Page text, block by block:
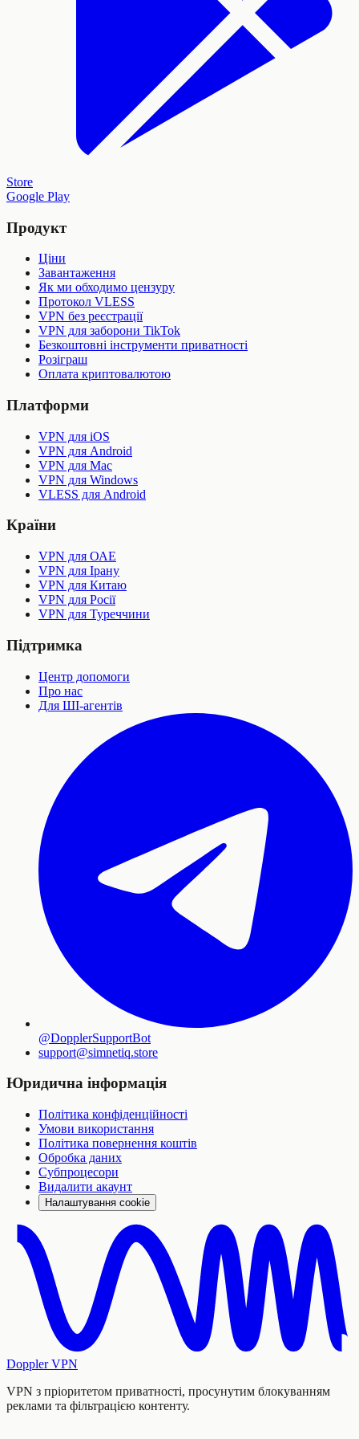
Store
Google Play
Продукт
Ціни
Завантаження
Як ми обходимо цензуру
Протокол VLESS
VPN без реєстрації
VPN для заборони TikTok
Безкоштовні інструменти приватності
Розіграш
Оплата криптовалютою
Платформи
VPN для iOS
VPN для Android
VPN для Mac
VPN для Windows
VLESS для Android
Країни
VPN для ОАЕ
VPN для Ірану
VPN для Китаю
VPN для Росії
VPN для Туреччини
Підтримка
Центр допомоги
Про нас
Для ШІ-агентів
@DopplerSupportBot
support@simnetiq.store
Юридична інформація
Політика конфіденційності
Умови використання
Політика повернення коштів
Обробка даних
Субпроцесори
Видалити акаунт
Налаштування cookie
Doppler VPN
VPN з пріоритетом приватності, просунутим блокуванням
реклами та фільтрацією контенту.